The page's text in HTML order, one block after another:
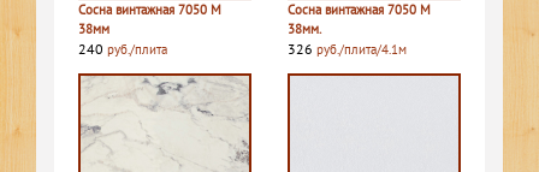
Сосна винтажная 7050 M
38мм
240 руб./плита
Сосна винтажная 7050 M
38мм.
326 руб./плита/4.1м